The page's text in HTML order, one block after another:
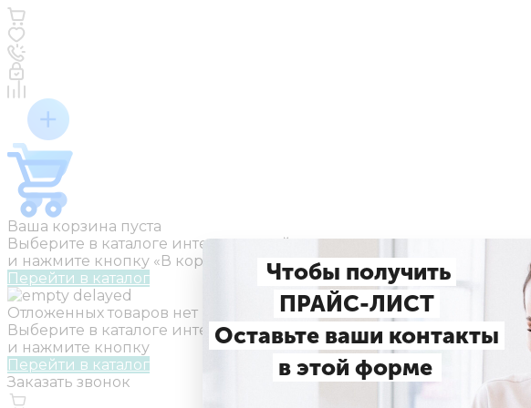
Ваша корзина пуста
Выберите в каталоге интересующий товар
и нажмите кнопку «В корзину».
Перейти в каталог
Отложенных товаров нет
Выберите в каталоге интересующий товар
и нажмите кнопку
Перейти в каталог
Заказать звонок
Чтобы получить
ПРАЙС-ЛИСТ
Оставьте ваши контакты
в этой форме